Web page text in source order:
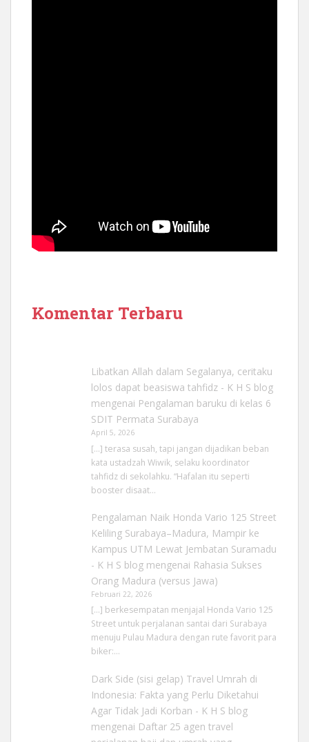
Komentar Terbaru
Libatkan Allah dalam Segalanya, ceritaku
lolos dapat beasiswa tahfidz - K H S blog
mengenai Pengalaman baruku di kelas 6
SDIT Permata Surabaya
April 5, 2026
[…] terasa susah, tapi jangan dijadikan beban
kata ustadzah Wiwik, selaku koordinator
tahfidz di sekolahku. “Hafalan itu seperti
booster disaat…
Pengalaman Naik Honda Vario 125 Street
Keliling Surabaya–Madura, Mampir ke
Kampus UTM Lewat Jembatan Suramadu
- K H S blogmengenai Rahasia Sukses
Orang Madura (versus Jawa)
Februari 22, 2026
[…] berkesempatan menjajal Honda Vario 125
Street untuk perjalanan santai dari Surabaya
menuju Pulau Madura dengan rute favorit para
biker:…
Dark Side (sisi gelap) Travel Umrah di
Indonesia: Fakta yang Perlu Diketahui
Agar Tidak Jadi Korban - K H S blog
mengenai Daftar 25 agen travel